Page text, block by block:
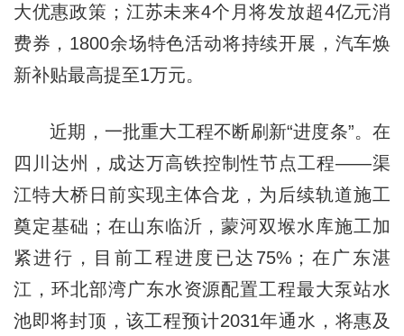
大优惠政策；江苏未来4个月将发放超4亿元消
费券，1800余场特色活动将持续开展，汽车焕
新补贴最高提至1万元。
近期，一批重大工程不断刷新“进度条”。在
四川达州，成达万高铁控制性节点工程——渠
江特大桥日前实现主体合龙，为后续轨道施工
奠定基础；在山东临沂，蒙河双堠水库施工加
紧进行，目前工程进度已达75%；在广东湛
江，环北部湾广东水资源配置工程最大泵站水
池即将封顶，该工程预计2031年通水，将惠及